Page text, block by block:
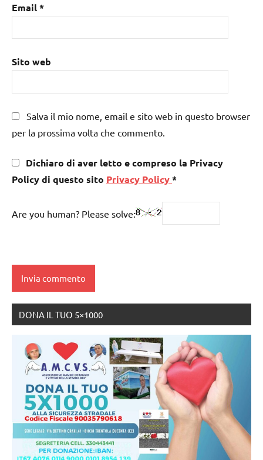
Email*
Sito web
Salva il mio nome, email e sito web in questo browser
per la prossima volta che commento.
Dichiaro di aver letto e compreso la Privacy
Policy di questo sito Privacy Policy*
Are you human? Please solve:
DONA IL TUO 5×1000